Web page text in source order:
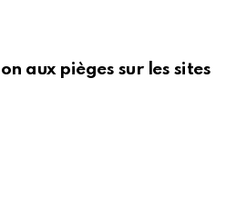
aux pièges sur les sites